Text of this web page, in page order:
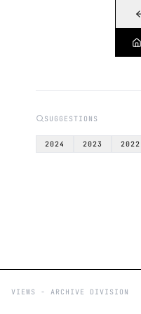
SUGGESTIONS
2024 2023 2022
VIEWS - ARCHIVE DIVISION